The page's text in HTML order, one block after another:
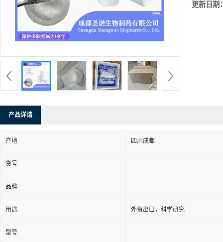
更新日期
产品详请
产地 四川成都
货号
品牌
用途 外贸出口，科学研究
型号